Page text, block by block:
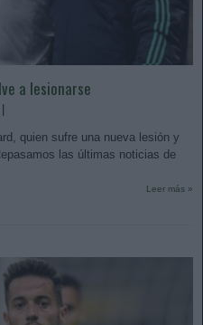
a lesionarse
quien sufre una nueva lesión y
las últimas noticias de
Leer más »